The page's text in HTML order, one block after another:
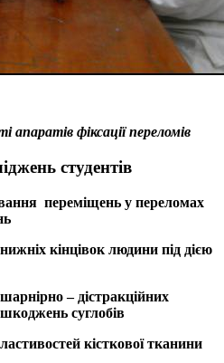
апаратів фіксації переломів
студентів
переміщень у переломах
кінцівок людини під дією
– дістракційних
суглобів
кісткової тканини